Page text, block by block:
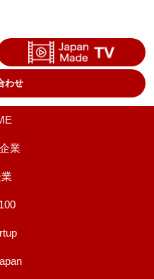
わせ
業